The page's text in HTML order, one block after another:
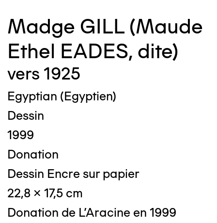
Madge GILL (Maude
Ethel EADES, dite)
vers 1925
Egyptian (Egyptien)
Dessin
1999
Donation
Dessin Encre sur papier
22,8 x 17,5 cm
Donation de L'Aracine en 1999